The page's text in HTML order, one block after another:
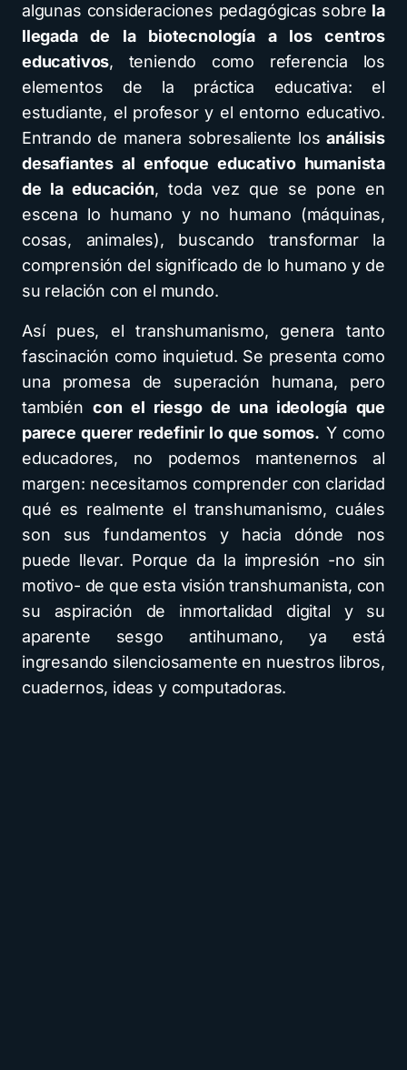
algunas consideraciones pedagógicas sobre la
llegada de la biotecnología a los centros
educativos, teniendo como referencia los
elementos de la práctica educativa: el
estudiante, el profesor y el entorno educativo.
Entrando de manera sobresaliente losanálisis
desafiantes al enfoque educativo humanista
de la educación, toda vez que se pone en
escena lo humano y no humano (máquinas,
cosas, animales), buscando transformar la
comprensión del significado de lo humano y de
su relación con el mundo.
Así pues, el transhumanismo, genera tanto
fascinación como inquietud. Se presenta como
una promesa de superación humana, pero
tambiéncon el riesgo de una ideología que
parece querer redefinir lo que somos. Y como
educadores, no podemos mantenernos al
margen: necesitamos comprender con claridad
qué es realmente el transhumanismo, cuáles
son sus fundamentos y hacia dónde nos
puede llevar. Porque da la impresión -no sin
motivo- de que esta visión transhumanista, con
su aspiración de inmortalidad digital y su
aparente sesgo antihumano, ya está
ingresando silenciosamente en nuestros libros,
cuadernos, ideas y computadoras.